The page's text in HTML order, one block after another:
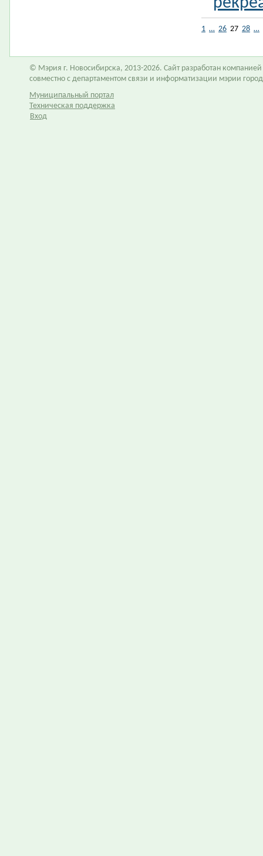
1 … 26 27 28 …
© Мэрия г. Новосибирска, 2013-2026. Сайт разработан компанией
совместно с департаментом связи и информатизации мэрии
Муниципальный портал
Техническая поддержка
Вход